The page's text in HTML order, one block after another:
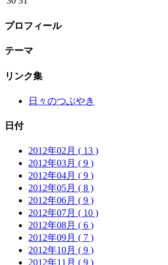
プロフィール
テーマ
リンク集
日々のつぶやき
日付
2012年02月 ( 13 )
2012年03月 ( 9 )
2012年04月 ( 9 )
2012年05月 ( 8 )
2012年06月 ( 9 )
2012年07月 ( 10 )
2012年08月 ( 6 )
2012年09月 ( 7 )
2012年10月 ( 9 )
2012年11月 ( 9 )